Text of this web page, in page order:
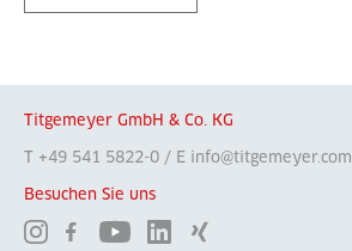
Titgemeyer GmbH & Co. KG
T +49 541 5822-0 / E info@titgemeyer.com
Besuchen Sie uns